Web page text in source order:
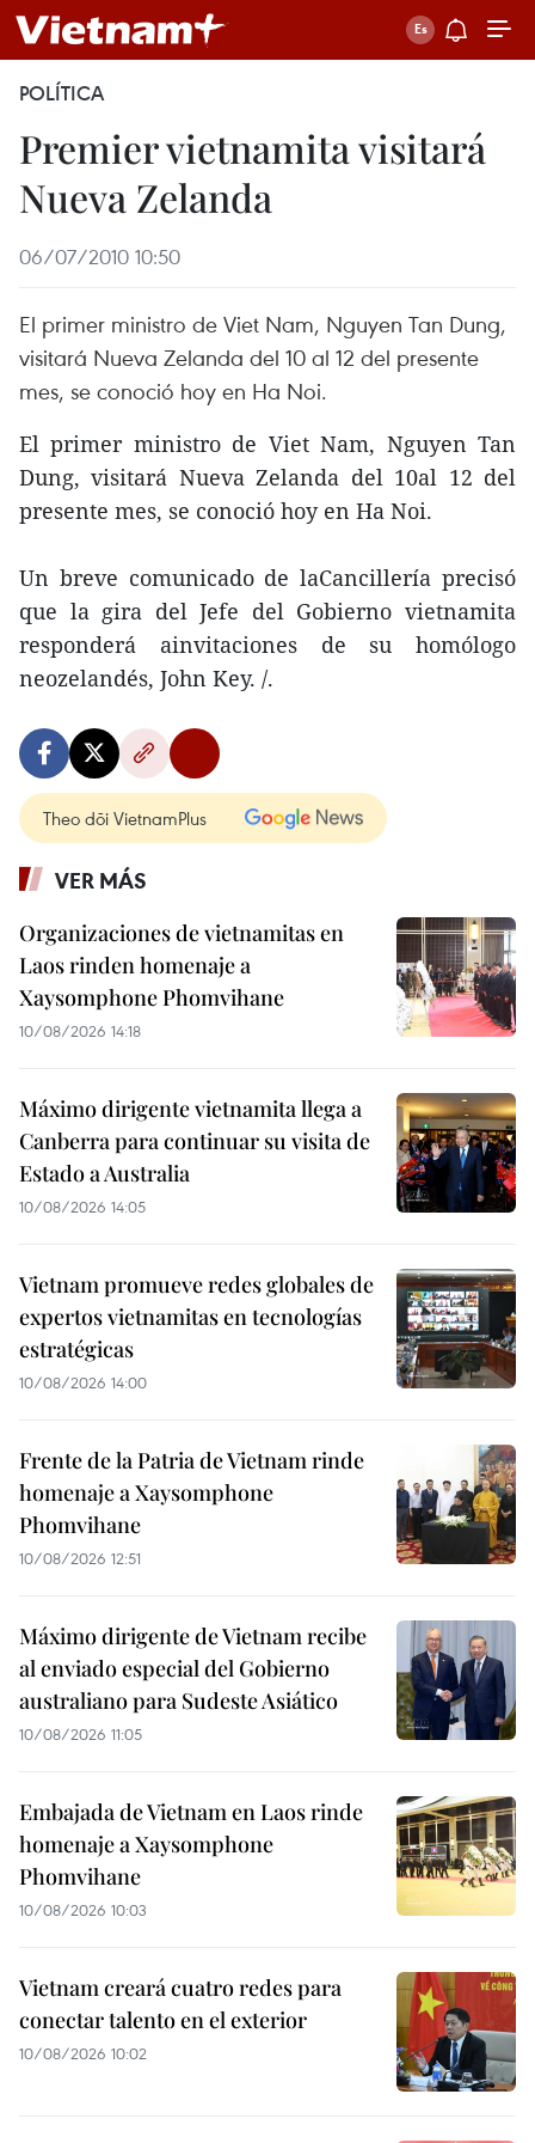
POLÍTICA
Premier vietnamita visitará
Nueva Zelanda
06/07/2010 10:50
El primer ministro de Viet Nam, Nguyen Tan Dung,
visitará Nueva Zelanda del 10 al 12 del presente
mes, se conoció hoy en Ha Noi.
El primer ministro de Viet Nam, Nguyen Tan
Dung, visitará Nueva Zelanda del 10al 12 del
presente mes, se conoció hoy en Ha Noi.
Un breve comunicado de laCancillería precisó
que la gira del Jefe del Gobierno vietnamita
responderá ainvitaciones de su homólogo
neozelandés, John Key. /.
Theo dõi VietnamPlus
VER MÁS
Organizaciones de vietnamitas en
Laos rinden homenaje a
Xaysomphone Phomvihane
10/08/2026 14:18
Máximo dirigente vietnamita llega a
Canberra para continuar su visita de
Estado a Australia
10/08/2026 14:05
Vietnam promueve redes globales de
expertos vietnamitas en tecnologías
estratégicas
10/08/2026 14:00
Frente de la Patria de Vietnam rinde
homenaje a Xaysomphone
Phomvihane
10/08/2026 12:51
Máximo dirigente de Vietnam recibe
al enviado especial del Gobierno
australiano para Sudeste Asiático
10/08/2026 11:05
Embajada de Vietnam en Laos rinde
homenaje a Xaysomphone
Phomvihane
10/08/2026 10:03
Vietnam creará cuatro redes para
conectar talento en el exterior
10/08/2026 10:02